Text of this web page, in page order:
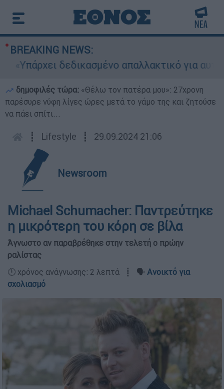
BREAKING NEWS:
δεδικασμένο απαλλακτικό για αυτήν»:
δημοφιλές τώρα: «Θέλω τον πατέρα μου»: 27χρονη
παρέσυρε νύφη λίγες ώρες μετά το γάμο της και ζητούσε
να πάει σπίτι...
┋ Lifestyle ┋ 29.09.2024 21:06
Newsroom
Michael Schumacher: Παντρεύτηκε
η μικρότερη του κόρη σε βίλα
Άγνωστο αν παραβρέθηκε στην τελετή ο πρώην
ραλίστας
🕛 χρόνος ανάγνωσης: 2 λεπτά ┋ 🗣️ Ανοικτό για
σχολιασμό